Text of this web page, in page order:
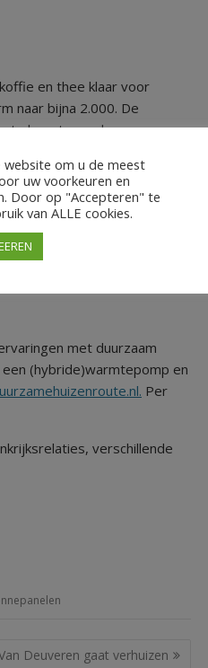
en thee klaar voor
naar bijna 2.000. De
te beantwoorden en
ontzettend veel te vertellen
tips voor hun eigen
aanpakken van
zijn
met duurzaam
(hybride)warmtepomp en
Per
verschillende
Deuveren gaat verhuizen
website om u de meest
uw voorkeuren en
Door op "Accepteren" te
van ALLE cookies.